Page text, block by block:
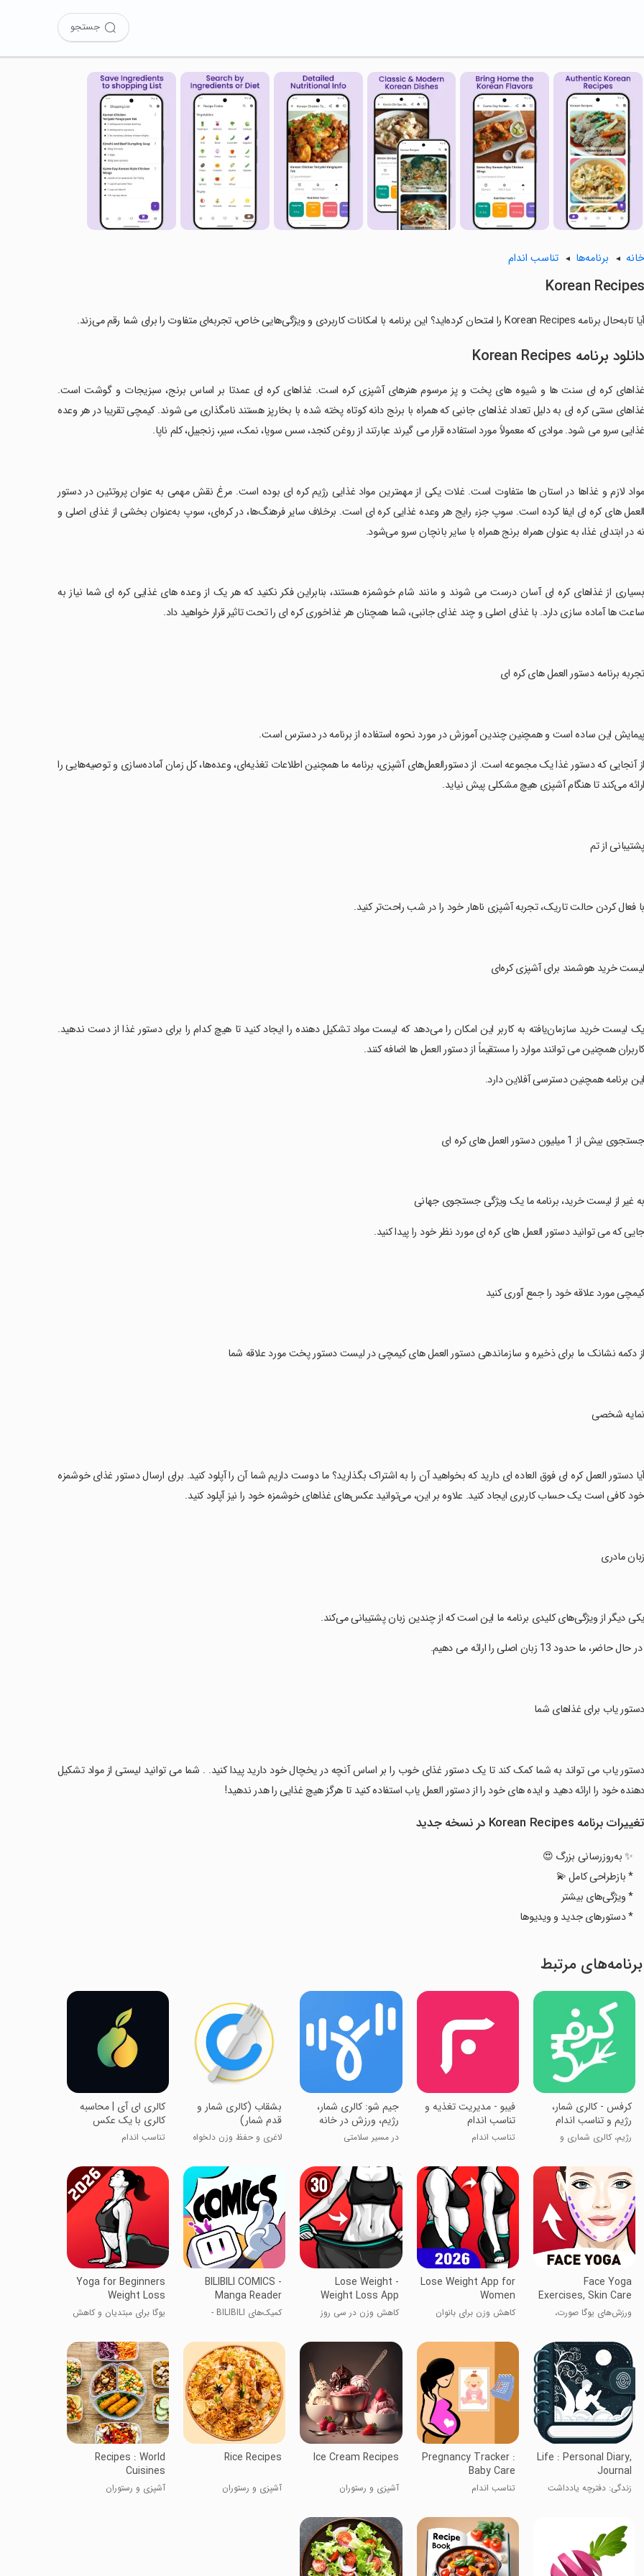
جستجو
خانه برنامه‌ها تناسب اندام
Korean Recipes
آیا تابه‌حال برنامه Korean Recipes را امتحان کرده‌اید؟ این برنامه با امکانات کاربردی و ویژگی‌هایی خاص، تجربه‌ای متفاوت را برای شما رقم می‌زند.
دانلود برنامه Korean Recipes
غذاهای کره ای سنت ها و شیوه های پخت و پز مرسوم هنرهای آشپزی کره است. غذاهای کره ای عمدتا بر اساس برنج، سبزیجات و گوشت است.
غذاهای سنتی کره ای به دلیل تعداد غذاهای جانبی که همراه با برنج دانه کوتاه پخته شده با بخارپز هستند نامگذاری می شوند. کیمچی تقریبا در هر وعده
غذایی سرو می شود. موادی که معمولاً مورد استفاده قرار می گیرند عبارتند از روغن کنجد، سس سویا، نمک، سیر، زنجبیل، کلم ناپا.
‏مواد لازم و غذاها در استان ها متفاوت است. غلات یکی از مهمترین مواد غذایی رژیم کره ای بوده است. مرغ نقش مهمی به عنوان پروتئین در دستور
العمل های کره ای ایفا کرده است. سوپ جزء رایج هر وعده غذایی کره ای است. برخلاف سایر فرهنگ‌ها، در کره‌ای، سوپ به‌عنوان بخشی از غذای اصلی و
نه در ابتدای غذا، به عنوان همراه برنج همراه با سایر بانچان سرو می‌شود.
‏بسیاری از غذاهای کره ای آسان درست می شوند و مانند شام خوشمزه هستند، بنابراین فکر نکنید که هر یک از وعده های غذایی کره ای شما نیاز به
ساعت ها آماده سازی دارد. با غذای اصلی و چند غذای جانبی، شما همچنان هر غذاخوری کره ای را تحت تاثیر قرار خواهید داد.
‏تجربه برنامه دستور العمل های کره ای
‏پیمایش این ساده است و همچنین چندین آموزش در مورد نحوه استفاده از برنامه در دسترس است.
‏از آنجایی که دستور غذا یک مجموعه است. از دستورالعمل‌های آشپزی، برنامه ما همچنین اطلاعات تغذیه‌ای، وعده‌ها، کل زمان آماده‌سازی و توصیه‌هایی را
ارائه می‌کند تا هنگام آشپزی هیچ مشکلی پیش نیاید.
‏پشتیبانی از تم
‏با فعال کردن حالت تاریک، تجربه آشپزی ناهار خود را در شب راحت‌تر کنید.
‏لیست خرید هوشمند برای آشپزی کره‌ای
‏یک لیست خرید سازمان‌یافته به کاربر این امکان را می‌دهد که لیست مواد تشکیل دهنده را ایجاد کنید تا هیچ کدام را برای دستور غذا از دست ندهید.
کاربران همچنین می توانند موارد را مستقیماً از دستور العمل ها اضافه کنند.
‏این برنامه همچنین دسترسی آفلاین دارد.
‏جستجوی بیش از 1 میلیون دستور العمل های کره ای
‏به غیر از لیست خرید، برنامه ما یک ویژگی جستجوی جهانی
‏جایی که می توانید دستور العمل های کره ای مورد نظر خود را پیدا کنید.
‏کیمچی مورد علاقه خود را جمع آوری کنید
‏از دکمه نشانک ما برای ذخیره و سازماندهی دستور العمل های کیمچی در لیست دستور پخت مورد علاقه شما
‏نمایه شخصی
‏آیا دستور العمل کره ای فوق العاده ای دارید که بخواهید آن را به اشتراک بگذارید؟ ما دوست داریم شما آن را آپلود کنید. برای ارسال دستور غذای خوشمزه
خود کافی است یک حساب کاربری ایجاد کنید. علاوه بر این، می‌توانید عکس‌های غذاهای خوشمزه خود را نیز آپلود کنید.
‏زبان مادری
‏یکی دیگر از ویژگی‌های کلیدی برنامه ما این است که از چندین زبان پشتیبانی می‌کند.
‏ در حال حاضر، ما حدود 13 زبان اصلی را ارائه می دهیم.
‏دستور یاب برای غذاهای شما
‏دستور یاب می تواند به شما کمک کند تا یک دستور غذای خوب را بر اساس آنچه در یخچال خود دارید پیدا کنید. . شما می توانید لیستی از مواد تشکیل
دهنده خود را ارائه دهید و ایده های خود را از دستور العمل یاب استفاده کنید تا هرگز هیچ غذایی را هدر ندهید!
تغییرات برنامه Korean Recipes در نسخه جدید
✨ به‌روزرسانی بزرگ 😍
* بازطراحی کامل 💫
* ویژگی‌های بیشتر
* دستورهای جدید و ویدیوها
برنامه‌های مرتبط
‏‏کرفس - کالری شمار،
رژیم و تناسب اندام
رژیم، کالری شماری و
‏‏فیبو - مدیریت تغذیه و
تناسب اندام
تناسب اندام
جیم شو: کالری شمار،
رژیم، ورزش در خانه
در مسیر سلامتی
بشقاب (کالری شمار و
قدم شمار)
لاغری و حفظ وزن دلخواه
‏‏کالری ای آی | محاسبه
کالری با یک عکس
تناسب اندام
Face Yoga
Exercises, Skin Care
ورزش‌های یوگا صورت،
Lose Weight App for
Women
کاهش وزن برای بانوان
Lose Weight -
Weight Loss App
کاهش وزن در سی روز
BILIBILI COMICS -
Manga Reader
کمیک‌های BILIBILI -
Yoga for Beginners
Weight Loss
یوگا برای مبتدیان و کاهش
Life : Personal Diary,
Journal
زندگی: دفترچه یادداشت
Pregnancy Tracker :
Baby Care
تناسب اندام
Ice Cream Recipes
آشپزی و رستوران
Rice Recipes
آشپزی و رستوران
Recipes : World
Cuisines
آشپزی و رستوران